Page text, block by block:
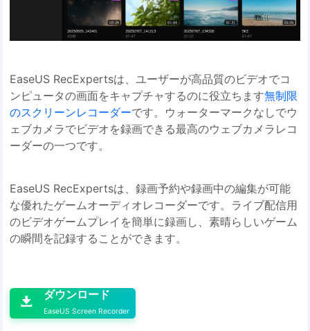
EaseUS RecExpertsは、ユーザーが高品質のビデオでコ
ンピュータの画面をキャプチャするのに役立ちます無制限
のスクリーンレコーダーです。ウォーターマークなしでウ
ェブカメラでビデオを録画できる最高のウェブカメラレコ
ーダーの一つです。
EaseUS RecExpertsは、録画予約や録画中の編集が可能
な優れたゲームオーディオレコーダーです。ライブ配信用
のビデオゲームプレイを簡単に録画し、素晴らしいゲーム
の瞬間を記録することができます。
 ダウンロード
EaseUS Screen Recorder